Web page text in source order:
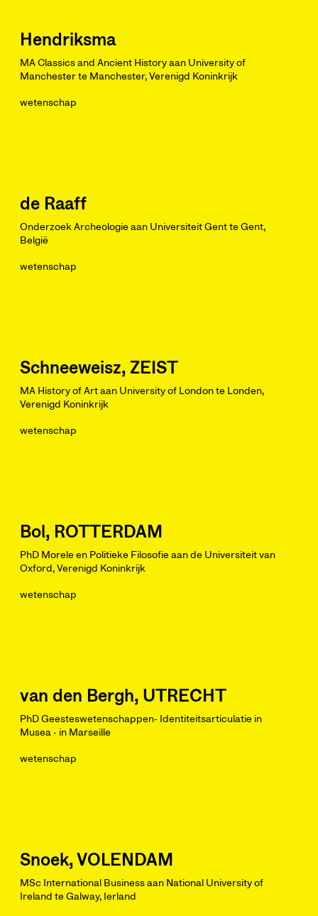
Hendriksma
MA Classics and Ancient History aan University of
Manchester te Manchester, Verenigd Koninkrijk
wetenschap
de Raaff
Onderzoek Archeologie aan Universiteit Gent te Gent,
België
wetenschap
Schneeweisz, ZEIST
MA History of Art aan University of London te Londen,
Verenigd Koninkrijk
wetenschap
Bol, ROTTERDAM
PhD Morele en Politieke Filosofie aan de Universiteit van
Oxford, Verenigd Koninkrijk
wetenschap
van den Bergh, UTRECHT
PhD Geesteswetenschappen- Identiteitsarticulatie in
Musea - in Marseille
wetenschap
Snoek, VOLENDAM
MSc International Business aan National University of
Ireland te Galway, Ierland